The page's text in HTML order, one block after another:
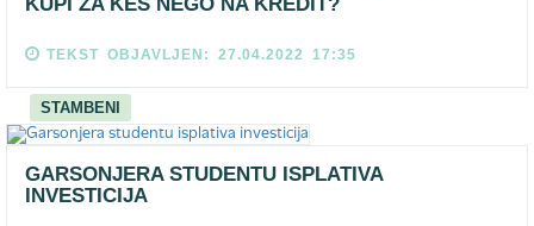
TEKST OBJAVLJEN: 27.04.2022 17:35
STAMBENI
GARSONJERA STUDENTU ISPLATIVA
INVESTICIJA